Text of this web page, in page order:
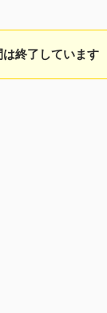
終了しています